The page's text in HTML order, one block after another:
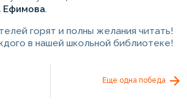
Ефимова.
горят и полны желания читать!
в нашей школьной библиотеке!
Еще одна победа